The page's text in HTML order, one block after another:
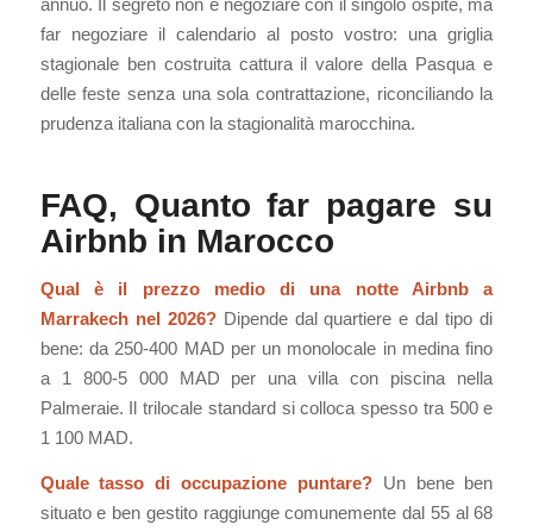
far negoziare il calendario al posto vostro: una griglia
stagionale ben costruita cattura il valore della Pasqua e
delle feste senza una sola contrattazione, riconciliando la
prudenza italiana con la stagionalità marocchina.
FAQ, Quanto far pagare su
Airbnb in Marocco
Qual è il prezzo medio di una notte Airbnb a
Marrakech nel 2026?Dipende dal quartiere e dal tipo di
bene: da 250-400 MAD per un monolocale in medina fino
a 1 800-5 000 MAD per una villa con piscina nella
Palmeraie. Il trilocale standard si colloca spesso tra 500 e
1 100 MAD.
Quale tasso di occupazione puntare?Un bene ben
situato e ben gestito raggiunge comunemente dal 55 al 68